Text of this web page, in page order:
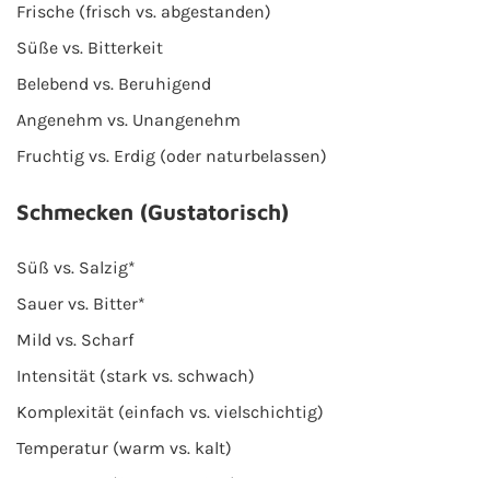
Frische (frisch vs. abgestanden)
Süße vs. Bitterkeit
Belebend vs. Beruhigend
Angenehm vs. Unangenehm
Fruchtig vs. Erdig (oder naturbelassen)
Schmecken (Gustatorisch)
Süß vs. Salzig*
Sauer vs. Bitter*
Mild vs. Scharf
Intensität (stark vs. schwach)
Komplexität (einfach vs. vielschichtig)
Temperatur (warm vs. kalt)